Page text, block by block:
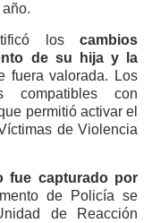
los cambios
de su hija y la
fuera valorada. Los
compatibles con
permitió activar el
de Violencia
fue capturado por
de Policía se
de Reacción